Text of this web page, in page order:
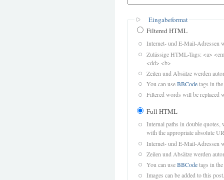
Eingabeformat
Filtered HTML
Internet- und E-Mail-Adressen
Zulässige HTML-Tags: <a>
<dd> <b>
Zeilen und Absätze werden
You can useBBCodetags in
Filtered words will be replaced
Full HTML
Internal paths in double quotes,
with the appropriate absolute
Internet- und E-Mail-Adressen
Zeilen und Absätze werden
You can useBBCodetags in
Images can be added to this post.